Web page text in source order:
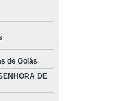
de Goiás
DE